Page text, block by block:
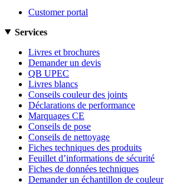
Customer portal
Services
Livres et brochures
Demander un devis
QB UPEC
Livres blancs
Conseils couleur des joints
Déclarations de performance
Marquages CE
Conseils de pose
Conseils de nettoyage
Fiches techniques des produits
Feuillet d’informations de sécurité
Fiches de données techniques
Demander un échantillon de couleur